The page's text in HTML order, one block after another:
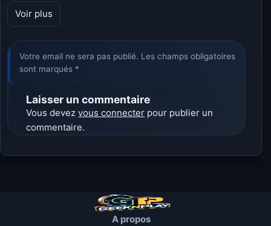
Voir plus
Votre email ne sera pas publié. Les champs obligatoires
sont marqués *
Laisser un commentaire
Vous devezvous connecter pour publier un
commentaire.
A propos